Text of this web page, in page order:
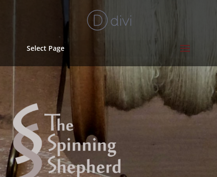
Select Page